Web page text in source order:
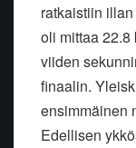
ratkaistiin
oli mittaa
viiden
finaalin.
ensimmäinen
Edellisen